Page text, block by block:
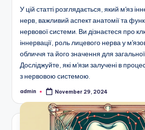
У цій статті розглядається, який м'яз
нерв, важливий аспект анатомії та
нервової системи. Ви дізнаєтеся про
іннервації, роль лицевого нерва у
обличчя та його значення для
Досліджуйте, які м'язи залучені в
з нервовою системою.
Posted
admin November 29, 2024